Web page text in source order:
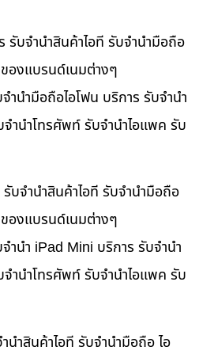
รับจำนำสินค้าไอที รับจำนำมือถือ
องแบรนด์เนมต่างๆ
นำมือถือไอโฟน บริการ รับจำนำ
ำนำโทรศัพท์ รับจำนำไอแพค รับ
บจำนำสินค้าไอที รับจำนำมือถือ
องแบรนด์เนมต่างๆ
ำนำ iPad Mini บริการ รับจำนำ
ำนำโทรศัพท์ รับจำนำไอแพค รับ
นำสินค้าไอที รับจำนำมือถือ ไอ